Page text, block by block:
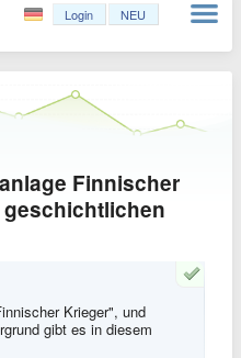
Login NEU
Finnischer
Krieger", und
gibt es in diesem